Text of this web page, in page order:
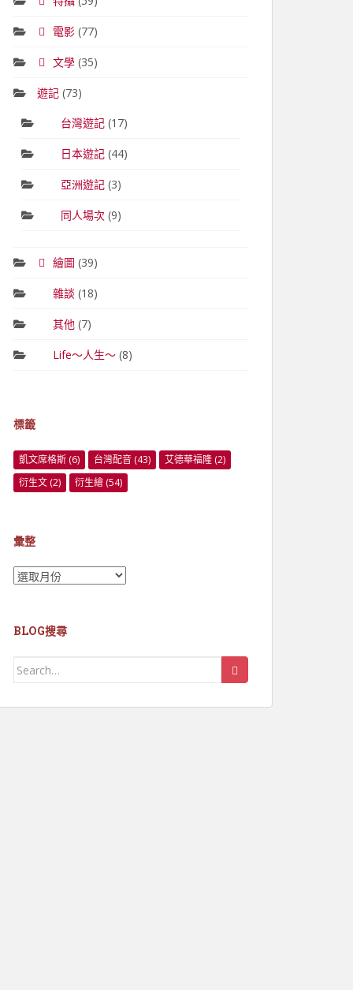
電影(77)
文學(35)
遊記 (73)
台灣遊記(17)
日本遊記(44)
亞洲遊記(3)
同人場次 (9)
繪圖 (39)
雜談 (18)
其他(7)
Life～人生～(8)
標籤
凱文席格斯 (6) 台灣配音 (43) 艾德華福隆 (2)
衍生文 (2) 衍生繪 (54)
彙整
彙
BLOG搜尋
Search